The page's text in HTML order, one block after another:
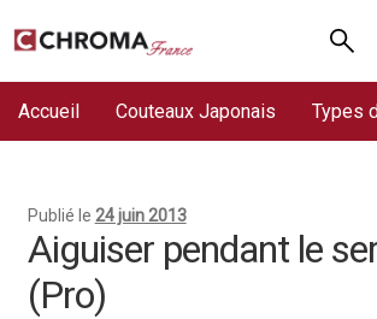
Aller
navigation
Aller
Accueil Couteaux Japonais Types
Chroma France
Commande
Conditions Générales de Vente
Publié le 24 juin 2013
Aiguiser pendant le
(Pro)